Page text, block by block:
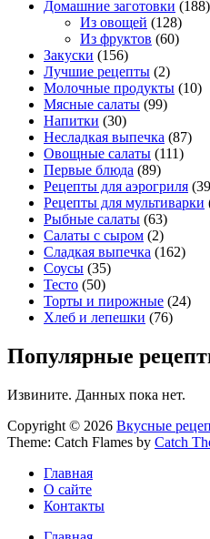
Домашние заготовки (188)
Из овощей (128)
Из фруктов (60)
Закуски (156)
Лучшие рецепты (2)
Молочные продукты (10)
Мясные салаты (99)
Напитки (30)
Несладкая выпечка (87)
Овощные салаты (111)
Первые блюда (89)
Рецепты для аэрогриля
Рецепты для мультиварки
Рыбные салаты (63)
Салаты с сыром (2)
Сладкая выпечка (162)
Соусы (35)
Тесто (50)
Торты и пирожные (24)
Хлеб и лепешки (76)
Популярные
Извините. Данных пока нет.
Copyright © 2026 Вкусные
Theme: Catch Flames by Catch
Главная
О сайте
Контакты